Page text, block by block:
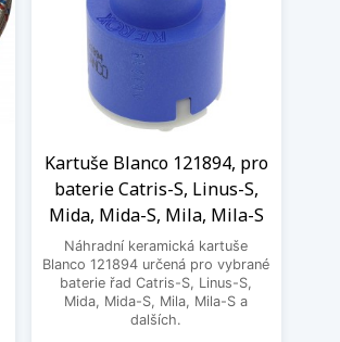
Kartuše Blanco 121894, pro
baterie Catris-S, Linus-S,
Mida, Mida-S, Mila, Mila-S
Náhradní keramická kartuše
Blanco 121894 určená pro vybrané
baterie řad Catris-S, Linus-S,
Mida, Mida-S, Mila, Mila-S a
dalších.